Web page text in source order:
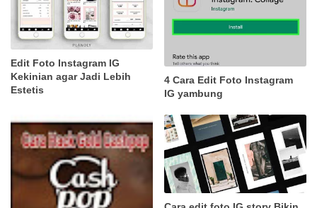
Edit Foto Instagram IG
Kekinian agar Jadi Lebih
Estetis
4 Cara Edit Foto Instagram
IG yambung